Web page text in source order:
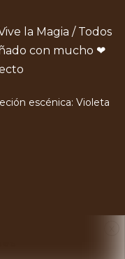
la Magia / Todos
con mucho ❤
escénica: Violeta